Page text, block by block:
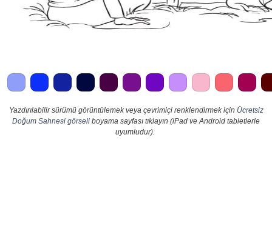
Yazdırılabilir sürümü görüntülemek veya çevrimiçi renklendirmek için Ücretsiz
Doğum Sahnesi görseli boyama sayfası tıklayın (iPad ve Android tabletlerle
uyumludur).